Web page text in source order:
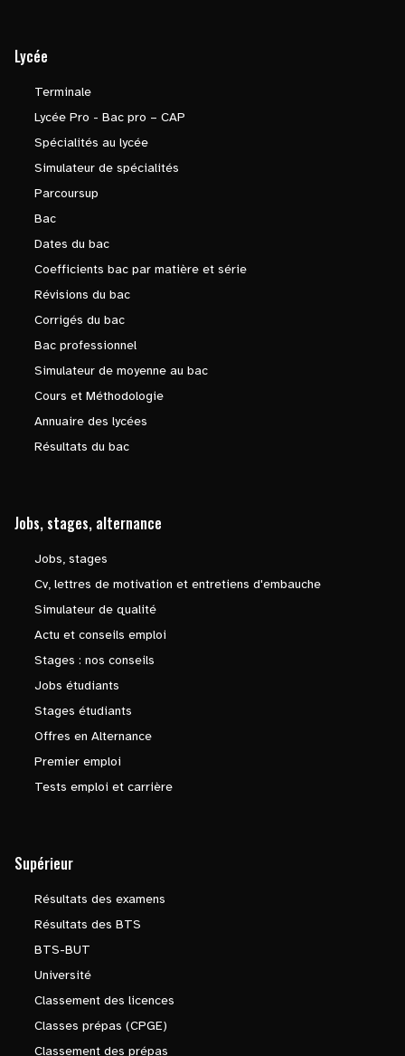
Lycée
Terminale
Lycée Pro - Bac pro – CAP
Spécialités au lycée
Simulateur de spécialités
Parcoursup
Bac
Dates du bac
Coefficients bac par matière et série
Révisions du bac
Corrigés du bac
Bac professionnel
Simulateur de moyenne au bac
Cours et Méthodologie
Annuaire des lycées
Résultats du bac
Jobs, stages, alternance
Jobs, stages
Cv, lettres de motivation et entretiens d'embauche
Simulateur de qualité
Actu et conseils emploi
Stages : nos conseils
Jobs étudiants
Stages étudiants
Offres en Alternance
Premier emploi
Tests emploi et carrière
Supérieur
Résultats des examens
Résultats des BTS
BTS-BUT
Université
Classement des licences
Classes prépas (CPGE)
Classement des prépas